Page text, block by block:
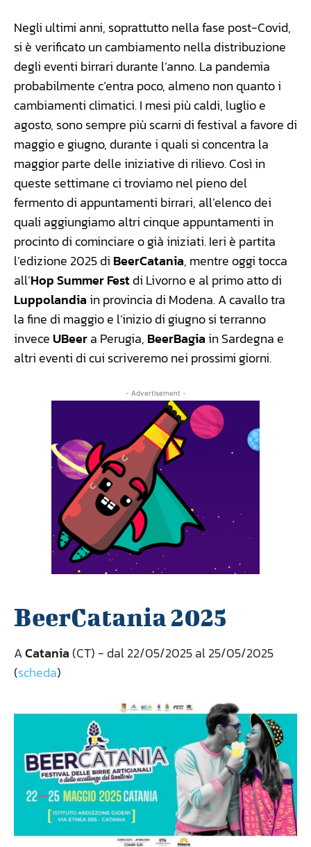
Negli ultimi anni, soprattutto nella fase post-Covid,
si è verificato un cambiamento nella distribuzione
degli eventi birrari durante l’anno. La pandemia
probabilmente c’entra poco, almeno non quanto i
cambiamenti climatici. I mesi più caldi, luglio e
agosto, sono sempre più scarni di festival a favore di
maggio e giugno, durante i quali si concentra la
maggior parte delle iniziative di rilievo. Così in
queste settimane ci troviamo nel pieno del
fermento di appuntamenti birrari, all’elenco dei
quali aggiungiamo altri cinque appuntamenti in
procinto di cominciare o già iniziati. Ieri è partita
l’edizione 2025 di BeerCatania, mentre oggi tocca
all’Hop Summer Festdi Livorno e al primo atto di
Luppolandia in provincia di Modena. A cavallo tra
la fine di maggio e l’inizio di giugno si terranno
invece UBeera Perugia, BeerBagia in Sardegna e
altri eventi di cui scriveremo nei prossimi giorni.
- Advertisement -
BeerCatania 2025
ACatania (CT) - dal 22/05/2025 al 25/05/2025
(scheda)